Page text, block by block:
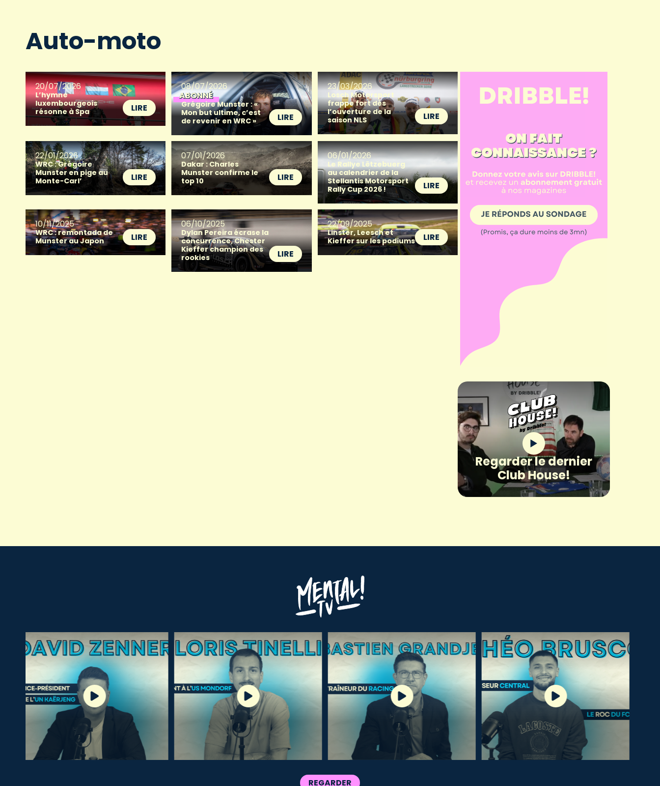
Auto-moto
20/07/2026
L’hymne
luxembourgeois
résonne à Spa
LIRE
08/07/2026
ABONNÉ
Grégoire Munster : «
Mon but ultime, c’est
de revenir en WRC »
LIRE
23/03/2026
Losch Motorsport
frappe fort dès
l’ouverture de la
saison NLS
LIRE
22/01/2026
WRC : Grégoire
Munster en pige au
Monte-Carl’
LIRE
07/01/2026
Dakar : Charles
Munster confirme le
top 10
LIRE
06/01/2026
Le Rallye Lëtzebuerg
au calendrier de la
Stellantis Motorsport
Rally Cup 2026 !
LIRE
10/11/2025
WRC : remontada de
Munster au Japon
LIRE
06/10/2025
Dylan Pereira écrase la
concurrence, Chester
Kieffer champion des
rookies
LIRE
22/09/2025
Linster, Leesch et
Kieffer sur les podiums
LIRE
Regarder le dernier
Club House!
REGARDER